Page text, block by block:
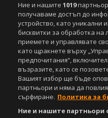
Copyright © 2007-2026 Агенция
Този уебсайт е собственост на
За нас Екип За рекламa
Общи
Етични правила на НСС
Лични
Управление на предпочитания
Съдържанието на този уеб сайт и
Ние и нашите1019
получаваме достъп до
устройство, като уникални
бисквитки за обработка
приемете и управлявате
като щракнете върху
предпочитания“,
възразите, като се
Вашият избор ще бъде
партньори и няма да
сърфиране. Политика за
Ние и нашите партньори